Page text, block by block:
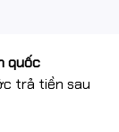
quốc
trả tiền sau